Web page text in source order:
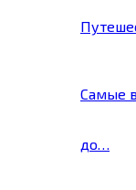
Самые
до…